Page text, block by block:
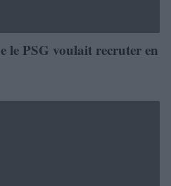
le PSG voulait recruter en